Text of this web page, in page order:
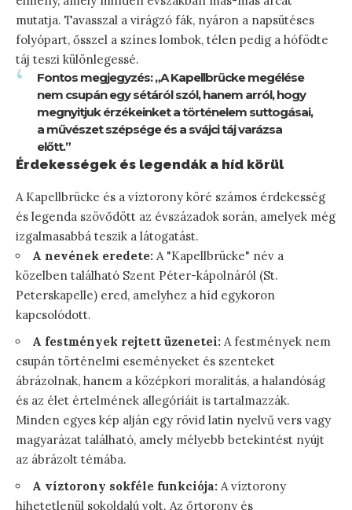
mutatja. Tavasszal a virágzó fák, nyáron a napsütéses
folyópart, ősszel a színes lombok, télen pedig a hófödte
táj teszi különlegessé.
Fontos megjegyzés: „A Kapellbrücke megélése
nem csupán egy sétáról szól, hanem arról, hogy
megnyitjuk érzékeinket a történelem suttogásai,
a művészet szépsége és a svájci táj varázsa
előtt.”
Érdekességek és legendák a híd körül
A Kapellbrücke és a víztorony köré számos érdekesség
és legenda szövődött az évszázadok során, amelyek még
izgalmasabbá teszik a látogatást.
A nevének eredete: A "Kapellbrücke" név a
közelben található Szent Péter-kápolnáról (St.
Peterskapelle) ered, amelyhez a híd egykoron
kapcsolódott.
A festmények rejtett üzenetei: A festmények nem
csupán történelmi eseményeket és szenteket
ábrázolnak, hanem a középkori moralitás, a halandóság
és az élet értelmének allegóriáit is tartalmazzák.
Minden egyes kép alján egy rövid latin nyelvű vers vagy
magyarázat található, amely mélyebb betekintést nyújt
az ábrázolt témába.
A víztorony sokféle funkciója: A víztorony
hihetetlenül sokoldalú volt. Az őrtorony és